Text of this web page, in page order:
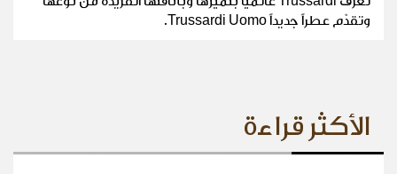
وتقدّم عطراً جديداً Trussardi Uomo.
الأكثر قراءة